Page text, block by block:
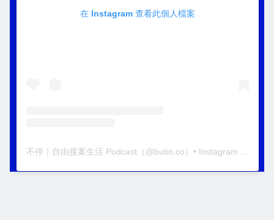
在 Instagram 查看此個人檔案
不停｜自由接案生活 Podcast （@butin.co ）• Instagram 相片與影片